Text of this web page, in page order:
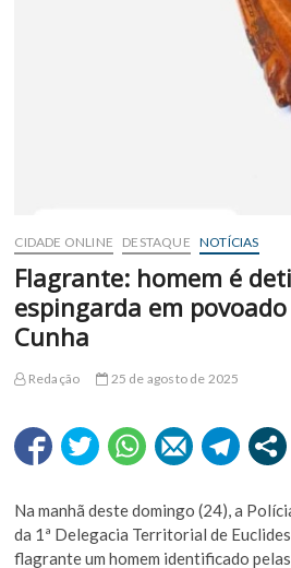
CIDADE ONLINE DESTAQUE NOTÍCIAS
Flagrante: homem é
espingarda em
Cunha
Redação 25 de agosto de 2025
Na manhã deste domingo (24), a
da 1ª Delegacia Territorial de
flagrante um homem identificado pelas